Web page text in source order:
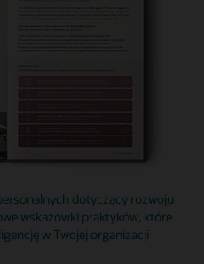
dotyczący rozwoju
wskazówki praktyków, które
w Twojej organizacji